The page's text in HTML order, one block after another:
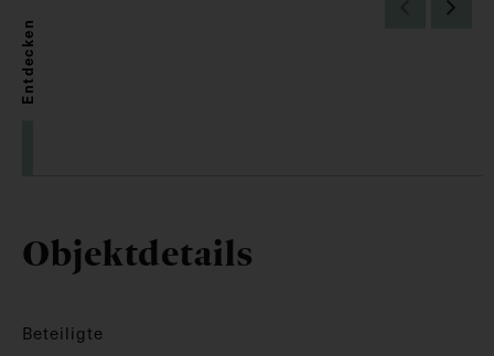
Entdecken
Objektdetails
Beteiligte